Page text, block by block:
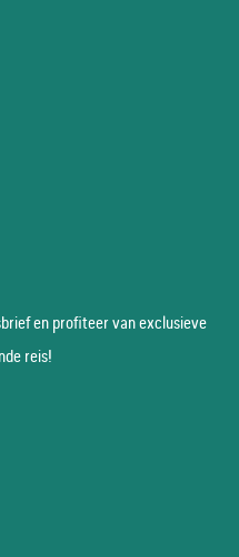
en profiteer van exclusieve
reis!